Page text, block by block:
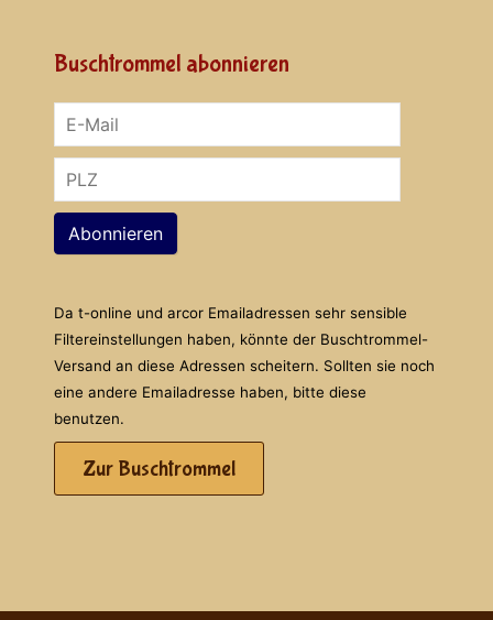
Buschtrommel abonnieren
Abonnieren
Da t-online und arcor Emailadressen sehr sensible
Filtereinstellungen haben, könnte der Buschtrommel-
Versand an diese Adressen scheitern. Sollten sie noch
eine andere Emailadresse haben, bitte diese
benutzen.
Zur Buschtrommel